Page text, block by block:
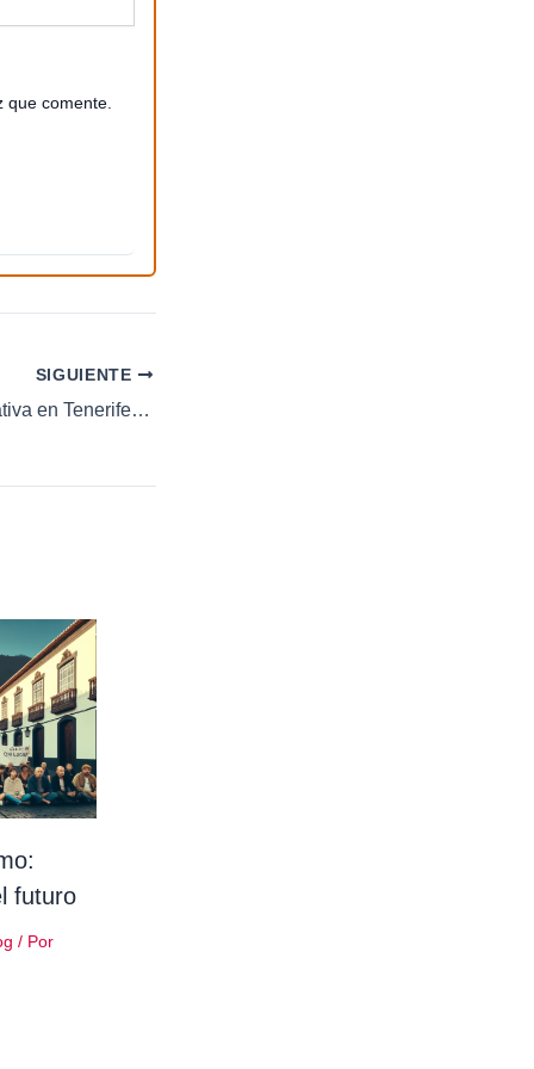
que comente.
SIGUIENTE
Operación significativa en Tenerife: detenciones y investigación por robos de equipaje
futuro
/ Por